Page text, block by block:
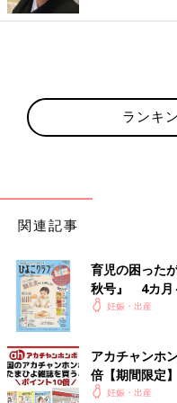
ランキ
関連記事
育児の困った
秋号』 4カ月
いっぱい！
妊娠・出産
アカチャンホ
倍【期間限定】
妊娠・出産